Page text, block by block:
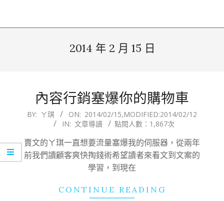
2014 年 2 月 15 日
內容行銷塞爆你的購物車
2014-
15
BY: ㄚ琪 ON: 2014/02/15,MODIFIED:2014/02/12
IN: 文章導讀 點閱人數：1,867次
賣文的ㄚ琪一直想要流量塞爆我的伺服器，從兩年
前我們讀顧客爽快掏錢術希望讀者來看文到文案的
學習，到現在
CONTINUE READING